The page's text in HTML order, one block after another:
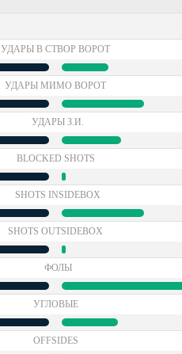
УДАРЫ В СТВОР ВОРОТ
УДАРЫ МИМО ВОРОТ
УДАРЫ З.И.
BLOCKED SHOTS
SHOTS INSIDEBOX
SHOTS OUTSIDEBOX
ФОЛЫ
УГЛОВЫЕ
OFFSIDES